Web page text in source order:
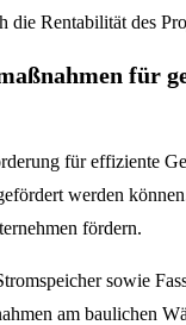
Rentabilität des
für
für effiziente
werden
fördern.
sowie
am baulichen